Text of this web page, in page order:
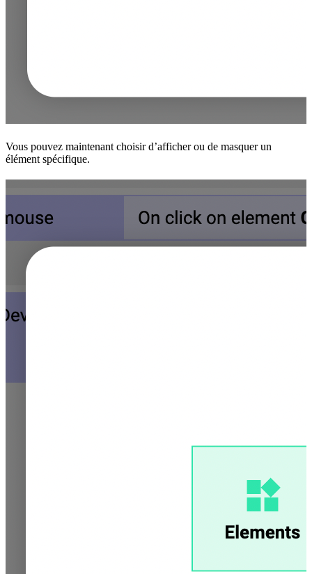
Vous pouvez maintenant choisir d’afficher ou de masquer un
élément spécifique.